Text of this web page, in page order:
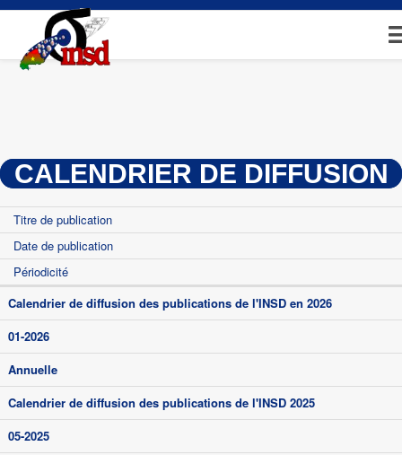
Aller
contenu
principal
CALENDRIER DE DIFFUSION
Titre de publication
Date de publication
Périodicité
Calendrier de diffusion des publications de l'INSD en 2026
01-2026
Annuelle
Calendrier de diffusion des publications de l'INSD 2025
05-2025